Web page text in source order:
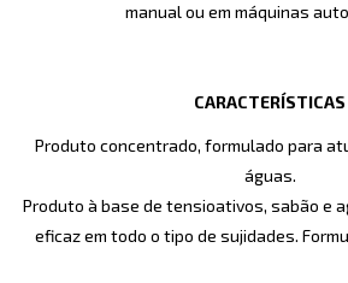
manual ou em máquinas
CARACTERÍSTICAS
Produto concentrado, formulado para
águas.
Produto à base de tensioativos, sabão e
eficaz em todo o tipo de sujidades.